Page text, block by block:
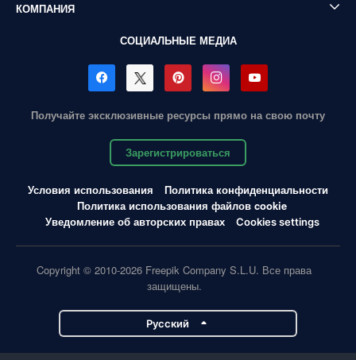
КОМПАНИЯ
СОЦИАЛЬНЫЕ МЕДИА
Получайте эксклюзивные ресурсы прямо на свою почту
Зарегистрироваться
Условия использования
Политика конфиденциальности
Политика использования файлов cookie
Уведомление об авторских правах
Cookies settings
Copyright © 2010-2026 Freepik Company S.L.U. Все права
защищены.
Pусский